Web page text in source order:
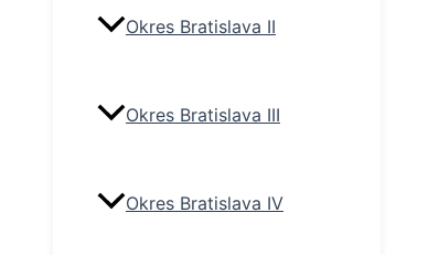
Okres Bratislava II
Okres Bratislava III
Okres Bratislava IV